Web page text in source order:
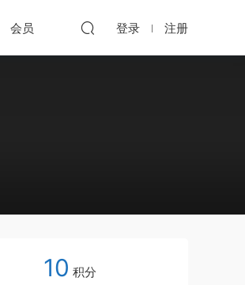
会员 登录 注册
10 积分